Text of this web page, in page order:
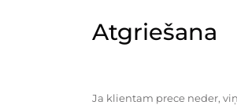
Atgriešana
Ja klientam prece neder,